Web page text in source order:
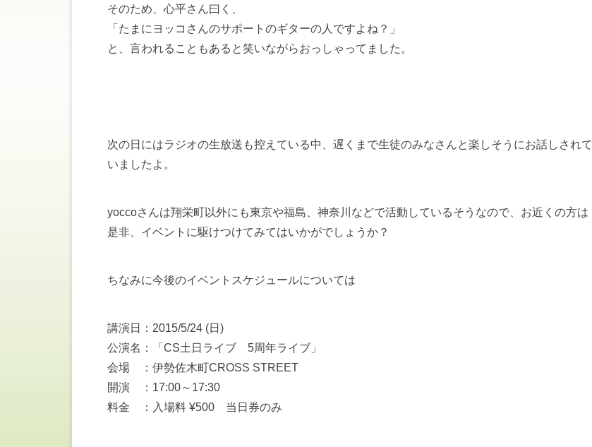
そのため、心平さん曰く、
「たまにヨッコさんのサポートのギターの人ですよね？」
と、言われることもあると笑いながらおっしゃってました。
次の日にはラジオの生放送も控えている中、遅くまで生徒のみなさんと楽しそうにお話しされて
いましたよ。
yoccoさんは翔栄町以外にも東京や福島、神奈川などで活動しているそうなので、お近くの方は
是非、イベントに駆けつけてみてはいかがでしょうか？
ちなみに今後のイベントスケジュールについては
講演日：2015/5/24 (日)
公演名：「CS土日ライブ 5周年ライブ」
会場 ：伊勢佐木町CROSS STREET
開演 ：17:00～17:30
料金 ：入場料 ¥500 当日券のみ